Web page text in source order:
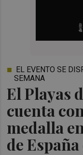
El Playas
cuenta
medalla
de
EL EVENTO SE
SEMANA